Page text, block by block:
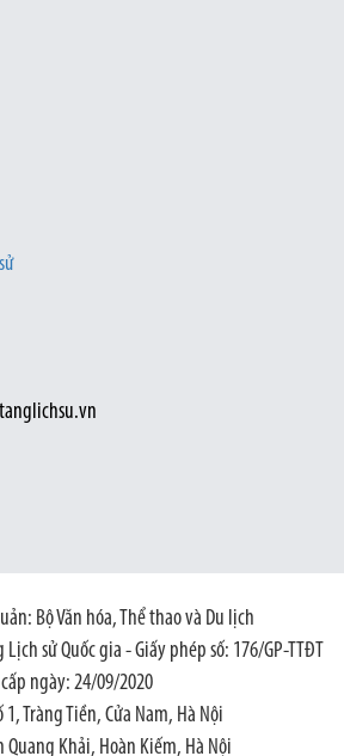
Bộ Văn hóa, Thể thao và Du lịch
sử Quốc gia - Giấy phép số: 176/GP-TTĐT
cấp ngày: 24/09/2020
Tràng Tiền, Cửa Nam, Hà Nội
Quang Khải, Hoàn Kiếm, Hà Nội